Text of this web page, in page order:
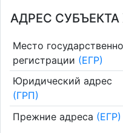
АДРЕС
Место
регистрации (ЕГР)
Юридический адрес
(ГРП)
Прежние адреса (ЕГР)